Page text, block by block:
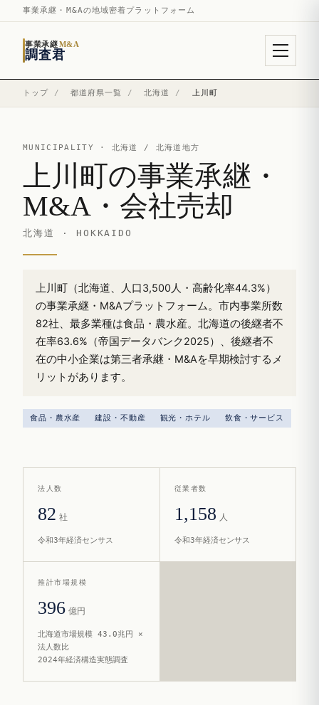
事業承継・M&Aの地域密着プラットフォーム
事業承継M&A
調査君
トップ / 都道府県一覧 / 北海道 / 上川町
MUNICIPALITY · 北海道 / 北海道地方
上川町の事業承継・
M&A・会社売却
北海道 · HOKKAIDO
上川町（北海道、人口3,500人・高齢化率44.3%）
の事業承継・M&Aプラットフォーム。市内事業所数
82社、最多業種は食品・農水産。北海道の後継者不
在率63.6%（帝国データバンク2025）、後継者不
在の中小企業は第三者承継・M&Aを早期検討するメ
リットがあります。
食品・農水産 建設・不動産 観光・ホテル 飲食・サービス
法人数
82 社
令和3年経済センサス
従業者数
1,158 人
令和3年経済センサス
推計市場規模
396 億円
北海道市場規模 43.0兆円 ×
法人数比
2024年経済構造実態調査